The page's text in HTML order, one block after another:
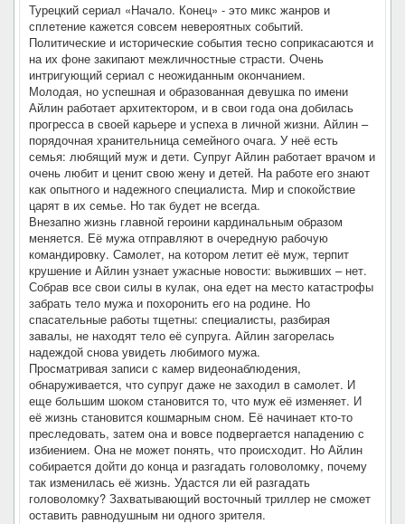
Турецкий сериал «Начало. Конец» - это микс жанров и
сплетение кажется совсем невероятных событий.
Политические и исторические события тесно соприкасаются и
на их фоне закипают межличностные страсти. Очень
интригующий сериал с неожиданным окончанием.
Молодая, но успешная и образованная девушка по имени
Айлин работает архитектором, и в свои года она добилась
прогресса в своей карьере и успеха в личной жизни. Айлин –
порядочная хранительница семейного очага. У неё есть
семья: любящий муж и дети. Супруг Айлин работает врачом и
очень любит и ценит свою жену и детей. На работе его знают
как опытного и надежного специалиста. Мир и спокойствие
царят в их семье. Но так будет не всегда.
Внезапно жизнь главной героини кардинальным образом
меняется. Её мужа отправляют в очередную рабочую
командировку. Самолет, на котором летит её муж, терпит
крушение и Айлин узнает ужасные новости: выживших – нет.
Собрав все свои силы в кулак, она едет на место катастрофы
забрать тело мужа и похоронить его на родине. Но
спасательные работы тщетны: специалисты, разбирая
завалы, не находят тело её супруга. Айлин загорелась
надеждой снова увидеть любимого мужа.
Просматривая записи с камер видеонаблюдения,
обнаруживается, что супруг даже не заходил в самолет. И
еще большим шоком становится то, что муж её изменяет. И
её жизнь становится кошмарным сном. Её начинает кто-то
преследовать, затем она и вовсе подвергается нападению с
избиением. Она не может понять, что происходит. Но Айлин
собирается дойти до конца и разгадать головоломку, почему
так изменилась её жизнь. Удастся ли ей разгадать
головоломку? Захватывающий восточный триллер не сможет
оставить равнодушным ни одного зрителя.